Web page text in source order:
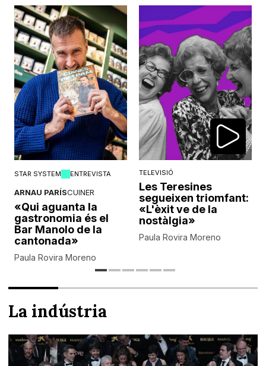
STAR SYSTEM ENTREVISTA
ARNAU PARÍSCUINER
«Qui aguanta la
gastronomia és el
Bar Manolo de la
cantonada»
Paula Rovira Moreno
TELEVISIÓ
Les Teresines
segueixen triomfant:
«L'èxit ve de la
nostàlgia»
Paula Rovira Moreno
La indústria